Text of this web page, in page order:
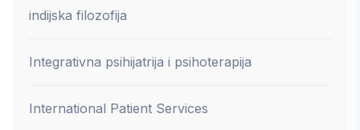
indijska filozofija
Integrativna psihijatrija i psihoterapija
International Patient Services